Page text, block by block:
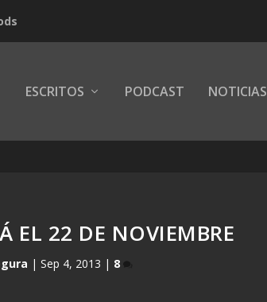
ESCRITOS PODCAST NOTICIAS
EL 22 DE NOVIEMBRE
| Sep 4, 2013 | 8